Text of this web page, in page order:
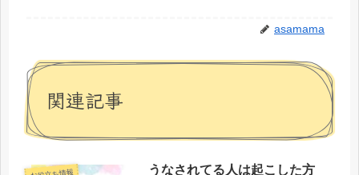
asamama
関連記事
うなされてる人は起こした方